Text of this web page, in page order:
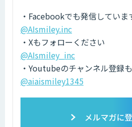
・Facebookでも発信していま
@AIsmiley.inc
・Xもフォローください
@AIsmiley_inc
・Youtubeのチャンネル登録
@aiaismiley1345
メルマガに